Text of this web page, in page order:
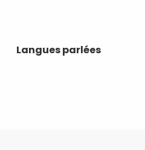
Langues parlées
Langues parlées